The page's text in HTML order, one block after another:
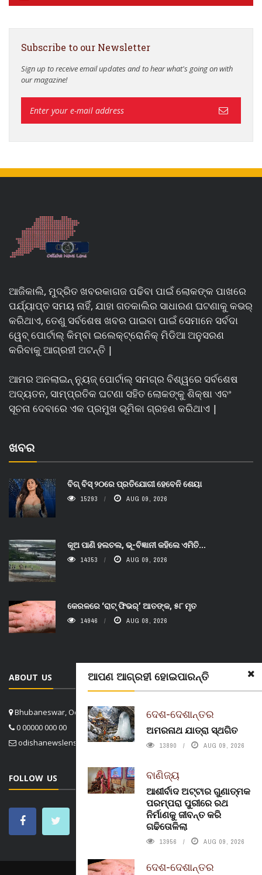
ଆପଣ ଆଗ୍ରହୀ ହୋଇପାରନ୍ତି
ଦେଶ-ଦେଶାନ୍ତର
ଅମରନାଥ ଯାତ୍ରା ସ୍ଥଗିତ
13890 AUG 09, 2026
ବାଣିଜ୍ୟ
ଆଶୀର୍ବାଦ ଅଟ୍ଟାର ଗୁଣାତ୍ମକ
ପରମ୍ପରା ପୁରୀରେ ରଥ
ନିର୍ମାଣକୁ ଜୀବନ୍ତ କରି
ଗଢିତୋଳିଲା
13956 AUG 09, 2026
ଦେଶ-ଦେଶାନ୍ତର
Subscribe to our Newsletter
Sign up to receive email updates and to hear what's going on with
our magazine!
ଆଜିକାଲି, ମୁଦ୍ରିତ ଖବରକାଗଜ ପଢିବା ପାଇଁ ଲୋକଙ୍କ ପାଖରେ
ପର୍ଯ୍ୟାପ୍ତ ସମୟ ନାହିଁ, ଯାହା ଗତକାଲିର ସାଧାରଣ ଘଟଣାକୁ କଭର୍
କରିଥାଏ, ତେଣୁ ସର୍ବଶେଷ ଖବର ପାଇବା ପାଇଁ ସେମାନେ ସର୍ବଦା
ୱେବ୍ ପୋର୍ଟାଲ୍ କିମ୍ବା ଇଲେକ୍ଟ୍ରୋନିକ୍ ମିଡିଆ ଅନୁସରଣ
କରିବାକୁ ଆଗ୍ରହୀ ଅଟନ୍ତି |
ଆମର ଅନଲାଇନ୍ ନ୍ୟୁଜ୍ ପୋର୍ଟାଲ୍ ସମଗ୍ର ବିଶ୍ୱରେ ସର୍ବଶେଷ
ଅଦ୍ୟତନ, ସାମ୍ପ୍ରତିକ ଘଟଣା ସହିତ ଲୋକଙ୍କୁ ଶିକ୍ଷା ଏବଂ
ସୂଚନା ଦେବାରେ ଏକ ପ୍ରମୁଖ ଭୂମିକା ଗ୍ରହଣ କରିଥାଏ |
ଖବର
ବିଗ୍ ବିସ୍ ୨୦ରେ ପ୍ରତିଯୋଗୀ ହେବେନି ଶେୟା
15293 AUG 09, 2026
କୂଅ ପାଣି ହଲଚଲ, ଭୂ-ବିଜ୍ଞାନୀ କହିଲେ ଏମିତି...
14353 AUG 09, 2026
କେରଳରେ ‘ରାଟ୍ ଫିଭର୍’ ଆତଙ୍କ, ୫୮ ମୃତ
14946 AUG 08, 2026
ABOUT US
Bhubaneswar, Odisha, India
0 00000 000 00
odishanewslens@gmail.com
FOLLOW US